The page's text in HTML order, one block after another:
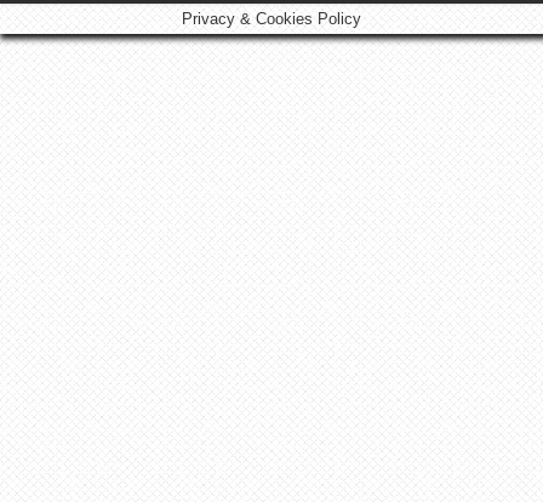
Privacy & Cookies Policy